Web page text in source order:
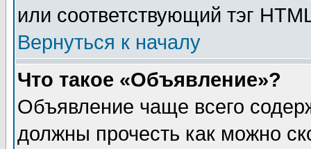
или соответствующий тэг
Вернуться к началу
Что такое «Объявление»?
Объявление чаще всего
должны прочесть как можно